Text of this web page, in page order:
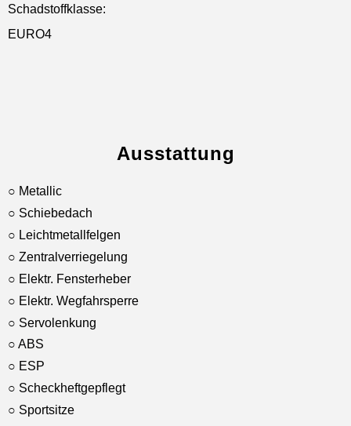
Schadstoffklasse:
EURO4
Ausstattung
○ Metallic
○ Schiebedach
○ Leichtmetallfelgen
○ Zentralverriegelung
○ Elektr. Fensterheber
○ Elektr. Wegfahrsperre
○ Servolenkung
○ ABS
○ ESP
○ Scheckheftgepflegt
○ Sportsitze